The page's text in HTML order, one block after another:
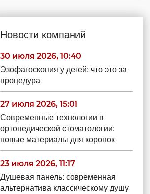
Новости компаний
30 июля 2026, 10:40
Эзофагоскопия у детей: что это за
процедура
27 июля 2026, 15:01
Современные технологии в
ортопедической стоматологии:
новые материалы для коронок
23 июля 2026, 11:17
Душевая панель: современная
альтернатива классическому душу